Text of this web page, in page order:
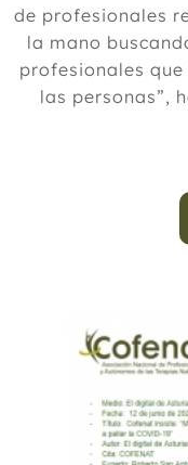
de profesionales
la mano
profesionales
las personas”,